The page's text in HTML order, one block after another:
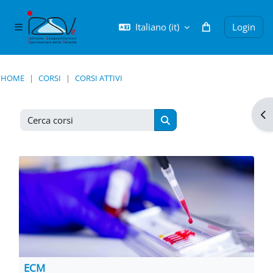
Pannello laterale Italiano ‎(it)‎ Login
HOME CORSI CORSI ATTIVI
Cerca corsi
Cerca corsi
ECM